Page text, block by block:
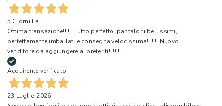
5 Giorni Fa
Ottima transazione!!!!!! Tutto perfetto, pantaloni bellissimi,
perfettamente imballati e consegna velocissima!!!!!!! Nuovo
venditore da aggiungere ai preferiti!!!!!!!!
Acquirente verificato
23 Luglio 2026